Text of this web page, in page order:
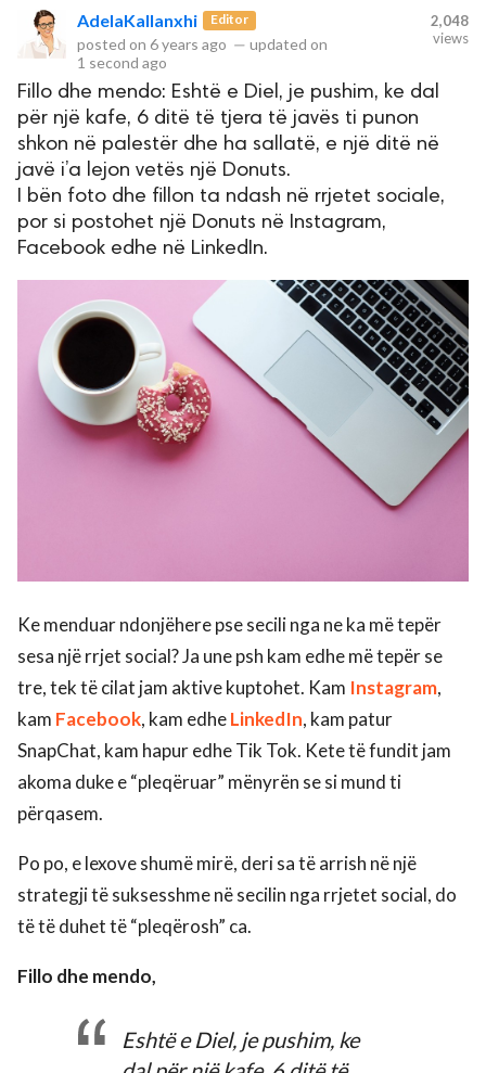
AdelaKallanxhi Editor
posted on 6 years ago — updated on
1 second ago
2,048
views
Fillo dhe mendo: Eshtë e Diel, je pushim, ke dal
për një kafe, 6 ditë të tjera të javës ti punon
shkon në palestër dhe ha sallatë, e një ditë në
javë i’a lejon vetës një Donuts.
I bën foto dhe fillon ta ndash në rrjetet sociale,
por si postohet një Donuts në Instagram,
Facebook edhe në LinkedIn.
Ke menduar ndonjëhere pse secili nga ne ka më tepër
sesa një rrjet social? Ja une psh kam edhe më tepër se
tre, tek të cilat jam aktive kuptohet. Kam Instagram,
kam Facebook, kam edheLinkedIn, kam patur
SnapChat, kam hapur edhe Tik Tok. Kete të fundit jam
akoma duke e “pleqëruar” mënyrën se si mund ti
përqasem.
Po po, e lexove shumë mirë, deri sa të arrish në një
strategji të suksesshme në secilin nga rrjetet social, do
të të duhet të “pleqërosh” ca.
Fillo dhe mendo,
Eshtë e Diel, je pushim, ke